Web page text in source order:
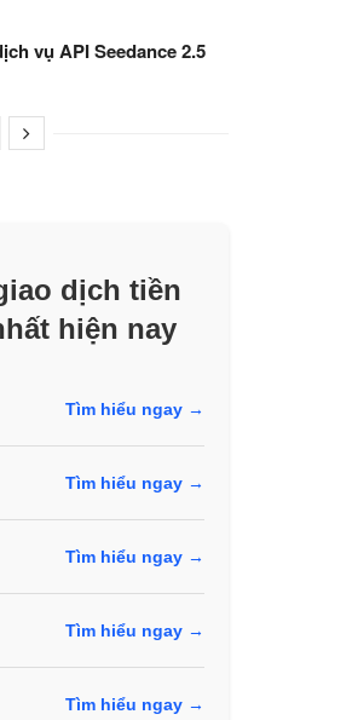
vụ API Seedance 2.5
dịch tiền
hiện nay
Tìm hiểu ngay →
Tìm hiểu ngay →
Tìm hiểu ngay →
Tìm hiểu ngay →
Tìm hiểu ngay →